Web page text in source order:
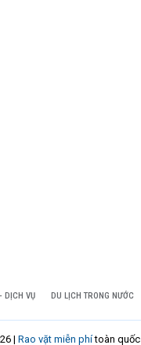
DỊCH VỤ DU LỊCH TRONG NƯỚC
| Rao vặt miễn phítoàn quốc